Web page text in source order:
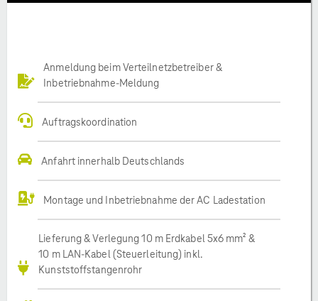
Anmeldung beim Verteilnetzbetreiber &
Inbetriebnahme-Meldung
Auftragskoordination
Anfahrt innerhalb Deutschlands
Montage und Inbetriebnahme der AC Ladestation
Lieferung & Verlegung 10 m Erdkabel 5x6 mm² &
10 m LAN-Kabel (Steuerleitung) inkl.
Kunststoffstangenrohr